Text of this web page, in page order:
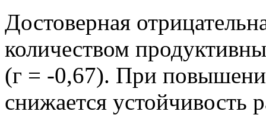
Достоверная
количеством
(г = -0,67). При
снижается устойчивость